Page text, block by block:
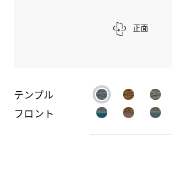
正面
テンプル
フロント